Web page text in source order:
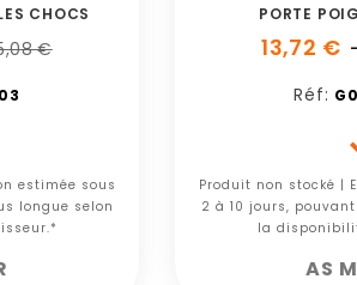
CHOCS
€
estimée sous
longue selon
PORTE
13,72 €
Réf:
Produit non stocké |
2 à 10 jours,
la
AS